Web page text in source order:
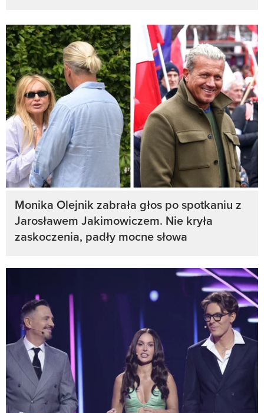
Monika Olejnik zabrała głos po spotkaniu z
Jarosławem Jakimowiczem. Nie kryła
zaskoczenia, padły mocne słowa